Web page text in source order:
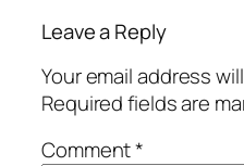
Leave a Reply
Your email address
Required fields are
Comment*